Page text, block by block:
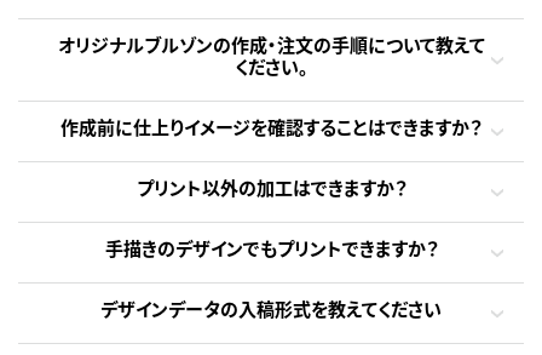
オリジナルブルゾンの作成・注文の手順について教えて
ください。
作成前に仕上りイメージを確認することはできますか？
プリント以外の加工はできますか？
手描きのデザインでもプリントできますか？
デザインデータの入稿形式を教えてください